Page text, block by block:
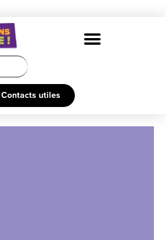
Contacts utiles